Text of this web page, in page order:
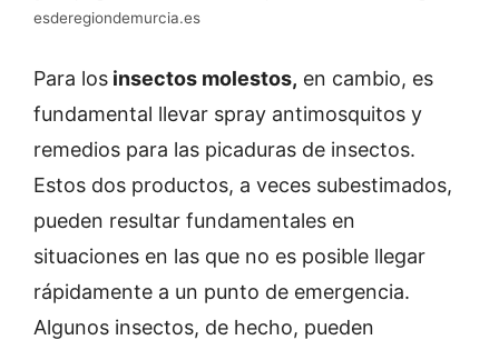
esderegiondemurcia.es
Para los insectos molestos, en cambio, es
fundamental llevar spray antimosquitos y
remedios para las picaduras de insectos.
Estos dos productos, a veces subestimados,
pueden resultar fundamentales en
situaciones en las que no es posible llegar
rápidamente a un punto de emergencia.
Algunos insectos, de hecho, pueden